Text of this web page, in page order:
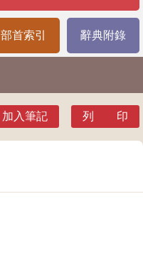
部首索引 辭典附錄
加入筆記 列 印